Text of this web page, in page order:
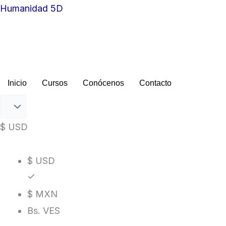
Ir
Humanidad 5D
Inicio Cursos Conócenos Contacto
$ USD
$ USD
$ MXN
Bs. VES